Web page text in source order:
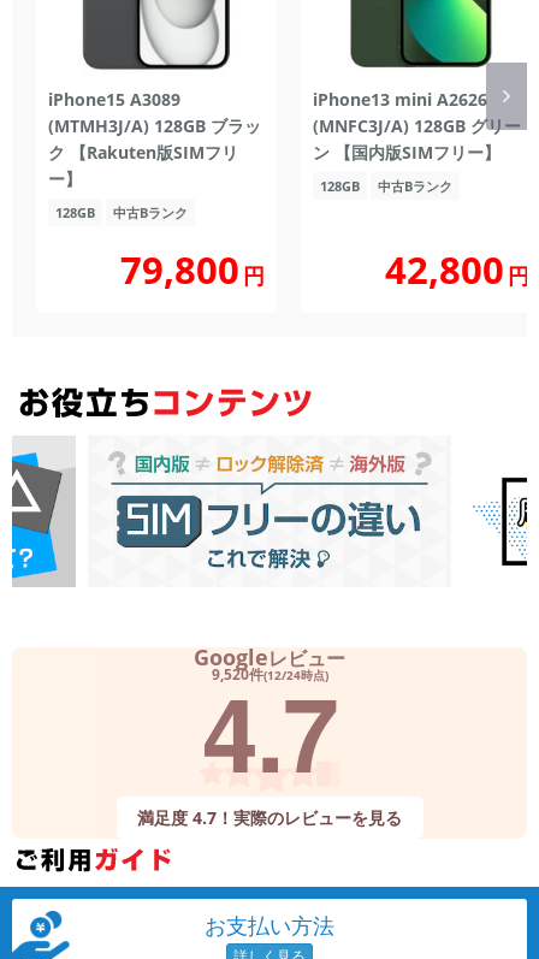
iPhone15 A3089
(MTMH3J/A) 128GB ブラッ
ク 【Rakuten版SIMフリ
ー】
128GB 中古Bランク
79,800円
iPhone13 mini A2626
(MNFC3J/A) 128GB グリー
ン 【国内版SIMフリー】
128GB 中古Bランク
42,800円
Googleレビュー
9,520件(12/24時点)
4.7
満足度 4.7！実際のレビューを見る
お支払い方法